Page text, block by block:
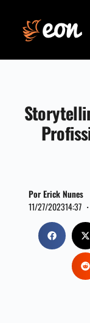
Por Erick Nunes
11/27/202314:37 ・